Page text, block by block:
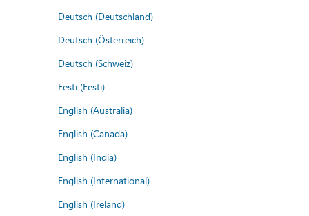
Deutsch (Deutschland)
Deutsch (Österreich)
Deutsch (Schweiz)
Eesti (Eesti)
English (Australia)
English (Canada)
English (India)
English (International)
English (Ireland)